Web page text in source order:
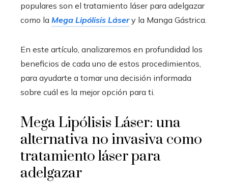
populares son el tratamiento láser para adelgazar
como la Mega Lipólisis Lásery la Manga Gástrica.
En este artículo, analizaremos en profundidad los
beneficios de cada uno de estos procedimientos,
para ayudarte a tomar una decisión informada
sobre cuál es la mejor opción para ti.
Mega Lipólisis Láser: una
alternativa no invasiva como
tratamiento láser para
adelgazar